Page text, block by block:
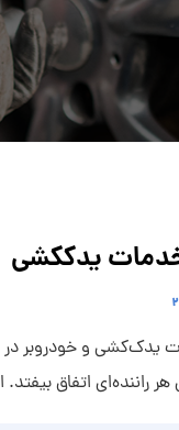
یدککشی
یدک‌کشی و خودروبر
هر راننده‌ای اتفاق